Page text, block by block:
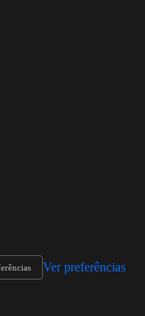
Ver preferências